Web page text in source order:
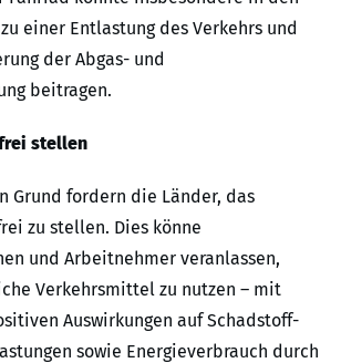
einer Entlastung des Verkehrs und
der Abgas- und
beitragen.
stellen
Grund fordern die Länder, das
zu stellen. Dies könne
und Arbeitnehmer veranlassen,
Verkehrsmittel zu nutzen – mit
Auswirkungen auf Schadstoff-
sowie Energieverbrauch durch